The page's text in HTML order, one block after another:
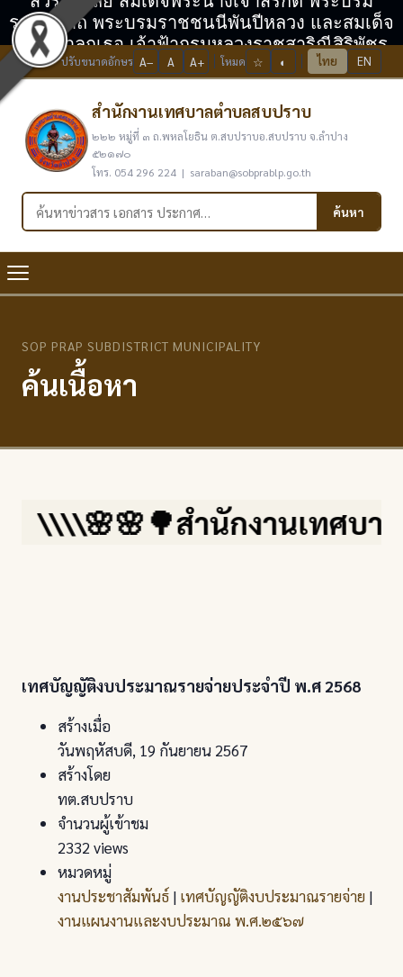
ราชินีนาถ พระบรมราชชนนีพันปีหลวง และสมเด็จ
พระเจ้าลูกเธอ เจ้าฟ้ากรมหลวงราชสาริณีสิริพัชร
มหาวัชรราชธิดา
ปรับขนาดอักษร A− A A+ โหมด ☆ ◐ ไทย EN
สำนักงานเทศบาลตำบลสบปราบ
๒๒๒ หมู่ที่ ๓ ถ.พหลโยธิน ต.สบปราบอ.สบปราบ จ.ลำปาง
๕๒๑๗๐
โทร. 054 296 224 | saraban@sobprablp.go.th
ค้นหาในเว็บไซต์ ค้นหา
SOP PRAP SUBDISTRICT MUNICIPALITY
ค้นเนื้อหา
สำนักงานเทศบาลตำบ
เทศบัญญัติงบประมาณรายจ่ายประจำปี พ.ศ 2568
สร้างเมื่อ
วันพฤหัสบดี, 19 กันยายน 2567
สร้างโดย
ทต.สบปราบ
จำนวนผู้เข้าชม
2332 views
หมวดหมู่
งานประชาสัมพันธ์ | เทศบัญญัติงบประมาณรายจ่าย |
งานแผนงานและงบประมาณ พ.ศ.๒๕๖๗